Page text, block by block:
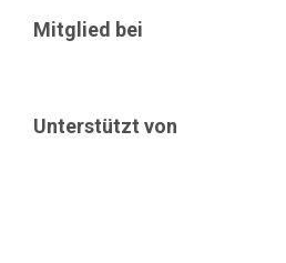
Mitglied bei
Unterstützt von